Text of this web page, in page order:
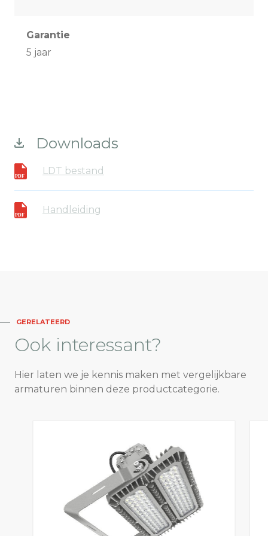
Garantie
5 jaar
Downloads
LDT bestand
Handleiding
GERELATEERD
Ook interessant?
Hier laten we je kennis maken met vergelijkbare
armaturen binnen deze productcategorie.